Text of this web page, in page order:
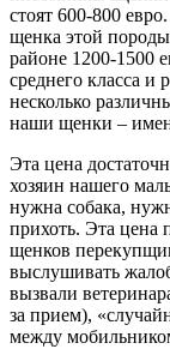
стоят 600-800
щенка этой
районе 1200-1500
среднего класса и
несколько
наши щенки –
Эта цена
хозяин нашего
нужна собака,
прихоть. Эта цена
щенков
выслушивать
вызвали
за прием),
между